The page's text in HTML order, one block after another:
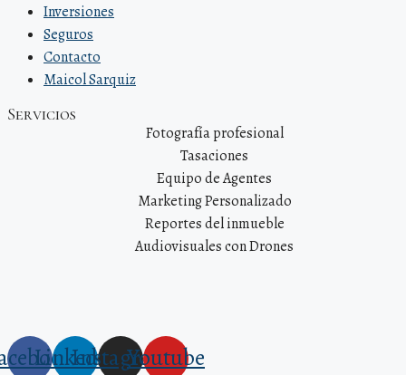
Inversiones
Seguros
Contacto
Maicol Sarquiz
Servicios
Fotografía profesional
Tasaciones
Equipo de Agentes
Marketing Personalizado
Reportes del inmueble
Audiovisuales con Drones
Linkedin
Instagram
Youtube